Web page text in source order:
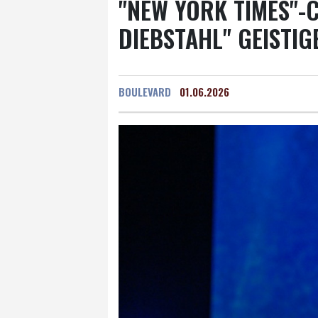
"NEW YORK TIMES"-
DIEBSTAHL"
BOULEVARD 01.06.2026